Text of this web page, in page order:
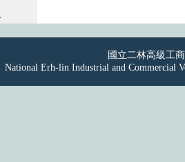
國立二林高級工
National Erh-lin Industrial and Commercial